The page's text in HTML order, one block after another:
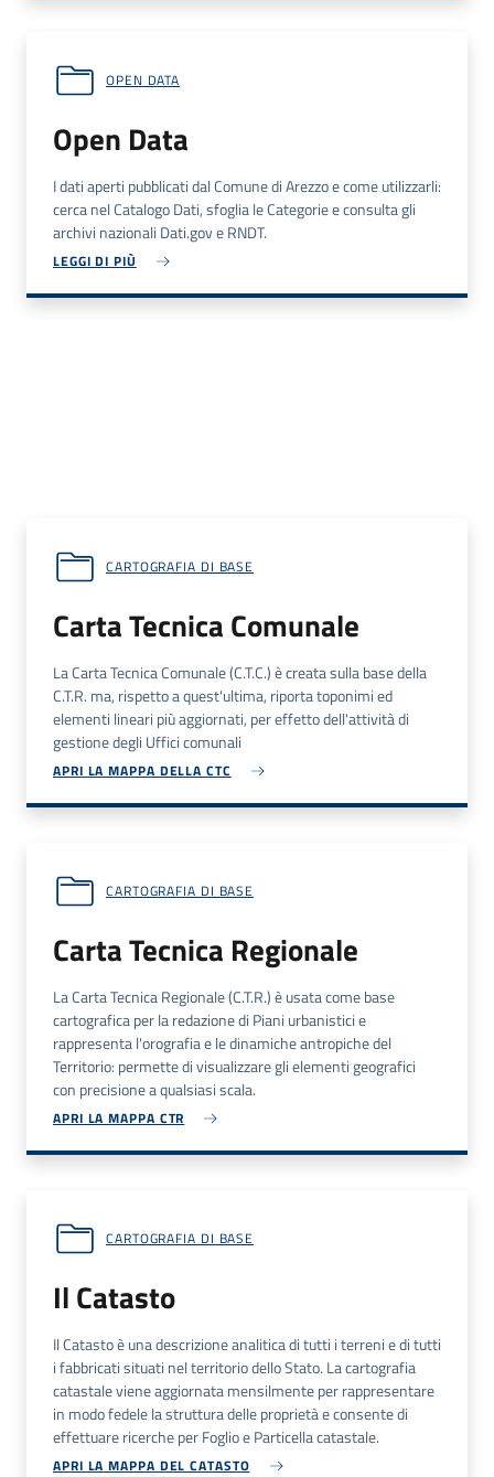
OPEN DATA
Open Data
I dati aperti pubblicati dal Comune di Arezzo e come utilizzarli:
cerca nel Catalogo Dati, sfoglia le Categorie e consulta gli
archivi nazionali Dati.gov e RNDT.
LEGGI DI PIÙ
CARTOGRAFIA DI BASE
Carta Tecnica Comunale
La Carta Tecnica Comunale (C.T.C.) è creata sulla base della
C.T.R. ma, rispetto a quest'ultima, riporta toponimi ed
elementi lineari più aggiornati, per effetto dell'attività di
gestione degli Uffici comunali
APRI LA MAPPA DELLA CTC
CARTOGRAFIA DI BASE
Carta Tecnica Regionale
La Carta Tecnica Regionale (C.T.R.) è usata come base
cartografica per la redazione di Piani urbanistici e
rappresenta l'orografia e le dinamiche antropiche del
Territorio: permette di visualizzare gli elementi geografici
con precisione a qualsiasi scala.
APRI LA MAPPA CTR
CARTOGRAFIA DI BASE
Il Catasto
Il Catasto è una descrizione analitica di tutti i terreni e di tutti
i fabbricati situati nel territorio dello Stato. La cartografia
catastale viene aggiornata mensilmente per rappresentare
in modo fedele la struttura delle proprietà e consente di
effettuare ricerche per Foglio e Particella catastale.
APRI LA MAPPA DEL CATASTO